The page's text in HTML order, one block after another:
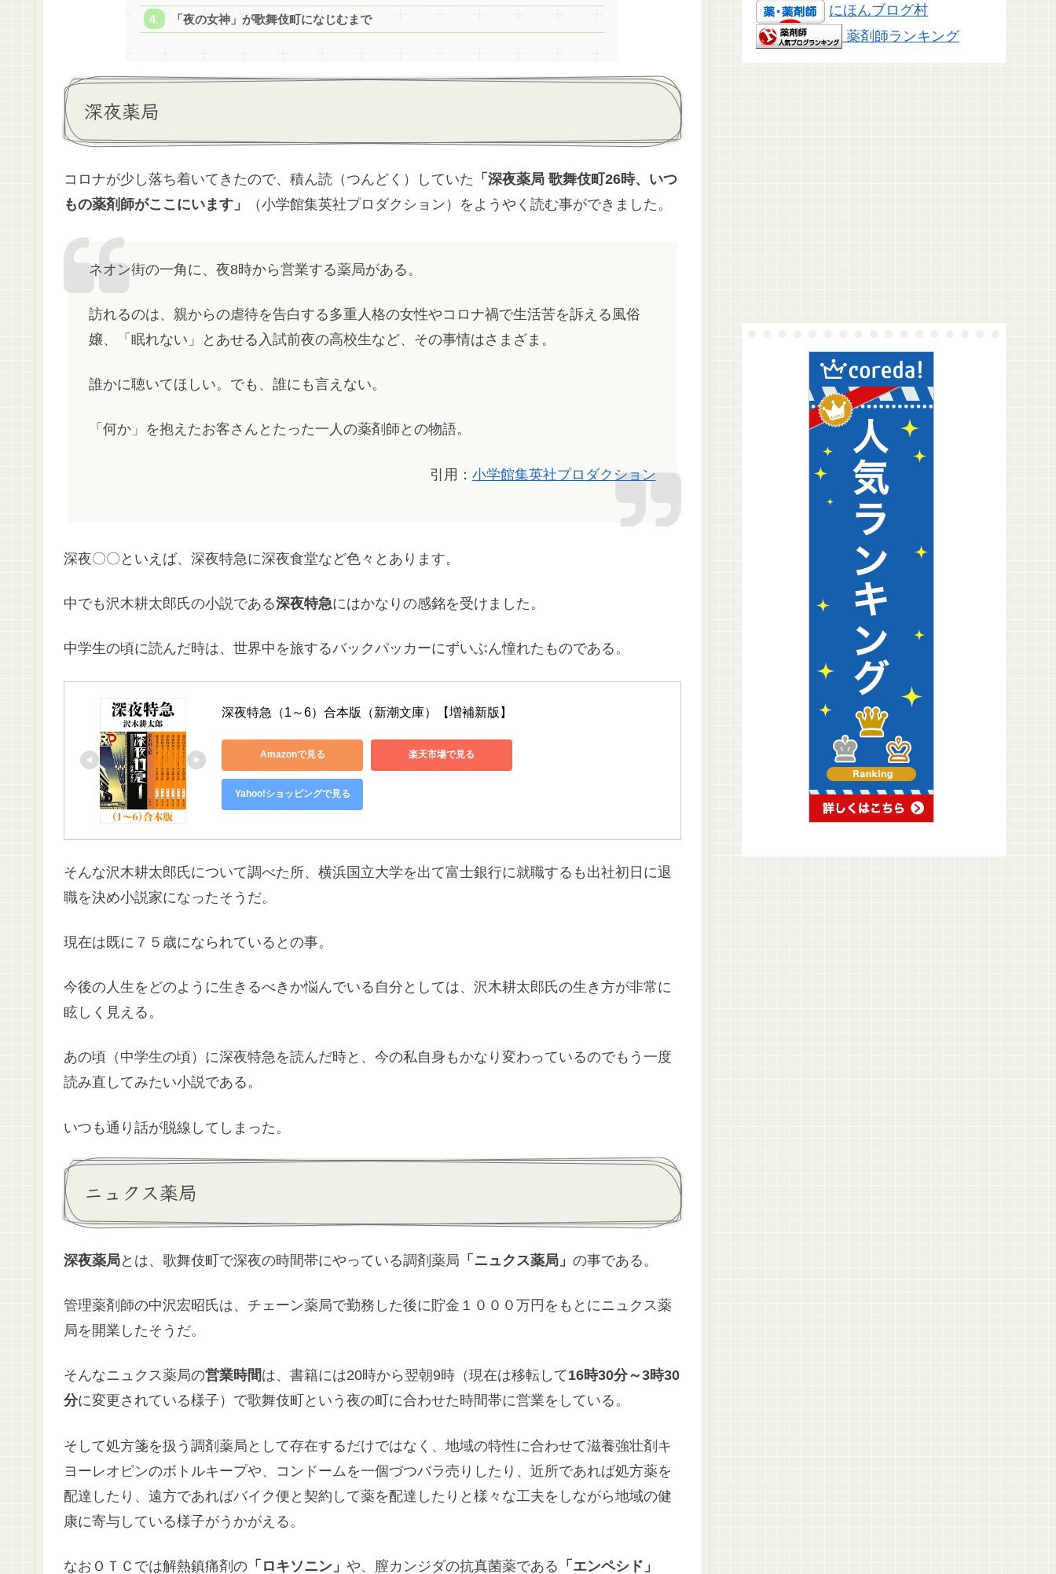
「夜の女神」が歌舞伎町になじむまで
深夜薬局
コロナが少し落ち着いてきたので、積ん読（つんどく）していた 「深夜薬局 歌舞伎町26時、いつ
もの薬剤師がここにいます」
（小学館集英社プロダクション）をようやく読む事ができました。
ネオン街の一角に、夜8時から営業する薬局がある。
訪れるのは、親からの虐待を告白する多重人格の女性やコロナ禍で生活苦を訴える風俗
嬢、「眠れない」とあせる入試前夜の高校生など、その事情はさまざま。
誰かに聴いてほしい。でも、誰にも言えない。
「何か」を抱えたお客さんとたった一人の薬剤師との物語。
引用： 小学館集英社プロダクション
深夜〇〇といえば、深夜特急に深夜食堂など色々とあります。
中でも沢木耕太郎氏の小説である深夜特急にはかなりの感銘を受けました。
中学生の頃に読んだ時は、世界中を旅するバックパッカーにずいぶん憧れたものである。
深夜特急（1～6）合本版（新潮文庫）【増補新版】
Amazonで見る 楽天市場で見る
Yahoo!ショッピングで見る
そんな沢木耕太郎氏について調べた所、横浜国立大学を出て富士銀行に就職するも出社初日に退
職を決め小説家になったそうだ。
現在は既に７５歳になられているとの事。
今後の人生をどのように生きるべきか悩んでいる自分としては、沢木耕太郎氏の生き方が非常に
眩しく見える。
あの頃（中学生の頃）に深夜特急を読んだ時と、今の私自身もかなり変わっているのでもう一度
読み直してみたい小説である。
いつも通り話が脱線してしまった。
ニュクス薬局
深夜薬局とは、歌舞伎町で深夜の時間帯にやっている調剤薬局 「ニュクス薬局」 の事である。
管理薬剤師の中沢宏昭氏は、チェーン薬局で勤務した後に貯金１０００万円をもとにニュクス薬
局を開業したそうだ。
そんなニュクス薬局の営業時間は、書籍には20時から翌朝9時（現在は移転して16時30分～3時30
分に変更されている様子）で歌舞伎町という夜の町に合わせた時間帯に営業をしている。
そして処方箋を扱う調剤薬局として存在するだけではなく、地域の特性に合わせて滋養強壮剤キ
ヨーレオピンのボトルキープや、コンドームを一個づつバラ売りしたり、近所であれば処方薬を
配達したり、遠方であればバイク便と契約して薬を配達したりと様々な工夫をしながら地域の健
康に寄与している様子がうかがえる。
なおＯＴＣでは解熱鎮痛剤の 「ロキソニン」 や、膣カンジダの抗真菌薬である 「エンペシド」
にほんブログ村
薬剤師ランキング